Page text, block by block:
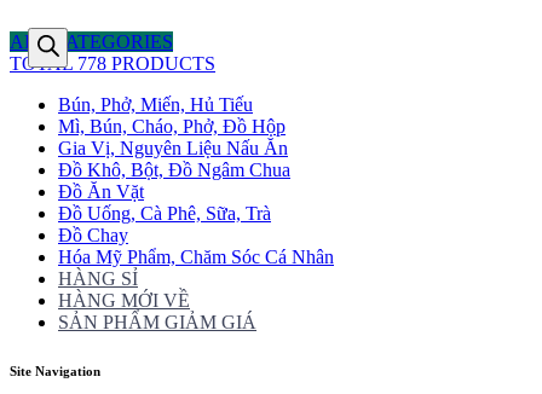
ALL CATEGORIES
TOTAL 778 PRODUCTS
Bún, Phở, Miến, Hủ Tiếu
Mì, Bún, Cháo, Phở, Đồ Hộp
Gia Vị, Nguyên Liệu Nấu Ăn
Đồ Khô, Bột, Đồ Ngâm Chua
Đồ Ăn Vặt
Đồ Uống, Cà Phê, Sữa, Trà
Đồ Chay
Hóa Mỹ Phẩm, Chăm Sóc Cá Nhân
HÀNG SỈ
HÀNG MỚI VỀ
SẢN PHẨM GIẢM GIÁ
Site Navigation